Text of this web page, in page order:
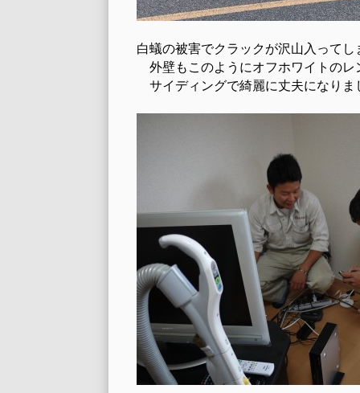
白蟻の被害でクラックが沢山入ってし
外壁もこのようにオフホワイトのレ
サイディングで綺麗に丈夫になりま